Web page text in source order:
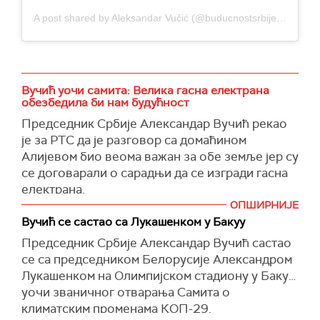
циљ који одговара тренутним потребама.
платити цену. Климатске финансије нису у
добротворне сврхе, то је инвестиција.
Климатска акција није опциона, она је
императив. И једно и друго је неопходно за
живот целог човечанства", напоменуо је
Гутерес.
Вучић уочи самита: Велика гасна електрана
обезбедила би нам будућност
Председник Србије Александар Вучић рекао
је за РТС да је разговор са домаћином
Алијевом био веома важан за обе земље јер су
се договарали о сарадњи да се изгради гасна
електрана.
Када људи траже одговорност, власт то мора и
да покаже, одговорио је Вучић на питање како
тумачи поруке са протеста у Београду
поводом несреће у Новом Саду, када је
погинуло 14 људи.
ОПШИРНИЈЕ
Вучић се састао са Лукашенком у Бакуу
Председник Србије Александар Вучић састао
се са председником Белорусије Александром
Лукашенком на Олимпијском стадиону у Бакуу,
уочи званичног отварања Самита о
климатским променама КОП-29.